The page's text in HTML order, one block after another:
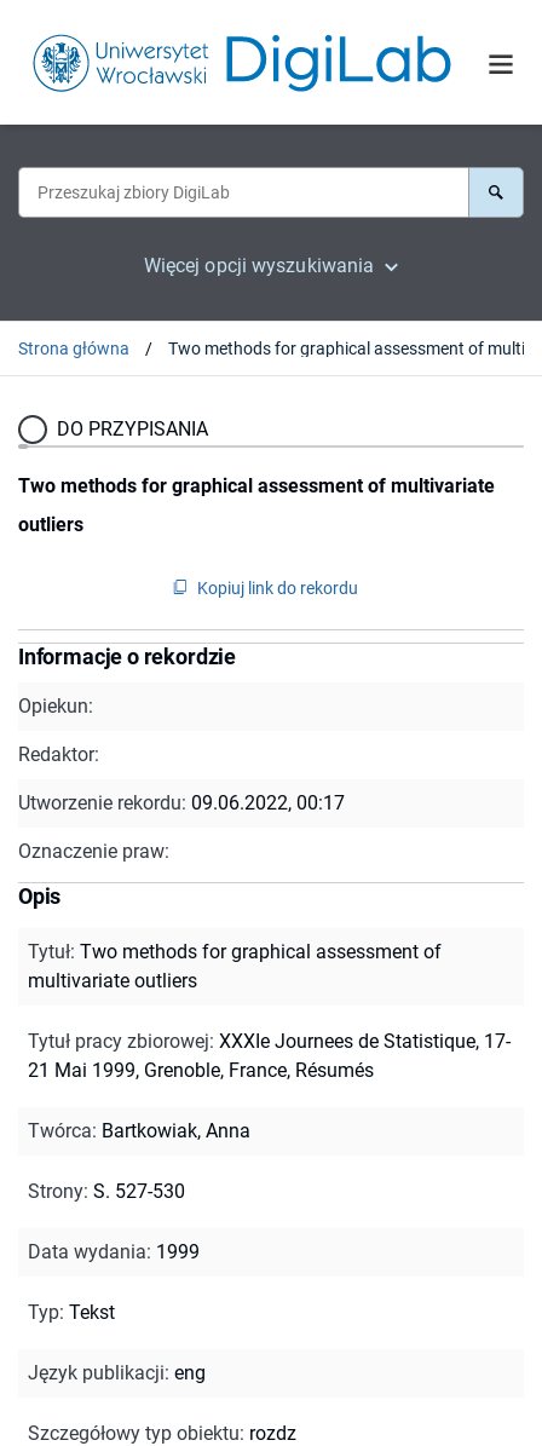
Więcej opcji wyszukiwania
Strona główna
DO PRZYPISANIA
Two methods for graphical assessment of multivariate
outliers
Kopiuj link do rekordu
Informacje o rekordzie
Opiekun:
Redaktor:
Utworzenie rekordu: 09.06.2022, 00:17
Oznaczenie praw:
Opis
Tytuł: Two methods for graphical assessment of
multivariate outliers
Tytuł pracy zbiorowej: XXXIe Journees de Statistique, 17-
21 Mai 1999, Grenoble, France, Résumés
Twórca: Bartkowiak, Anna
Strony: S. 527-530
Data wydania: 1999
Typ: Tekst
Język publikacji: eng
Szczegółowy typ obiektu: rozdz